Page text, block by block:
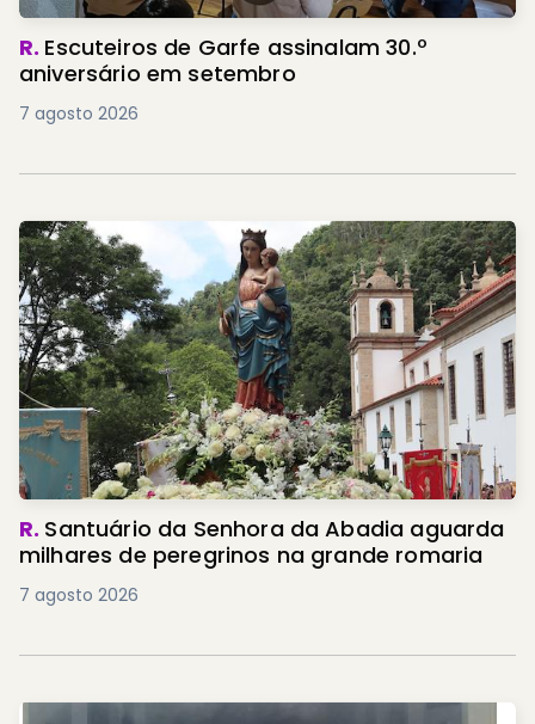
R. Escuteiros de Garfe assinalam 30.º
aniversário em setembro
7 agosto 2026
R. Santuário da Senhora da Abadia aguarda
milhares de peregrinos na grande romaria
7 agosto 2026